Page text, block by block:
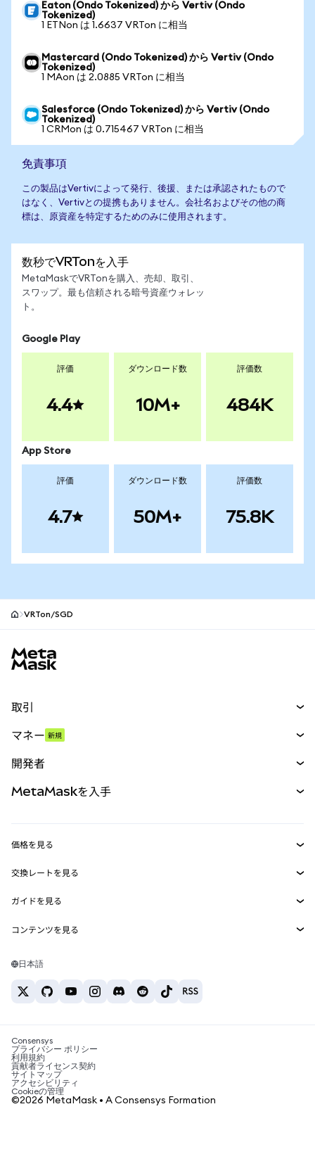
Eaton (Ondo Tokenized) から Vertiv (Ondo
Tokenized)
1 ETNon は 1.6637 VRTon に相当
Mastercard (Ondo Tokenized) から Vertiv (Ondo
Tokenized)
1 MAon は 2.0885 VRTon に相当
Salesforce (Ondo Tokenized) から Vertiv (Ondo
Tokenized)
1 CRMon は 0.715467 VRTon に相当
免責事項
この製品はVertivによって発行、後援、または承認されたもので
はなく、Vertivとの提携もありません。会社名およびその他の商
標は、原資産を特定するためのみに使用されます。
数秒でVRTonを入手
MetaMaskでVRTonを購入、売却、取引、
スワップ。最も信頼される暗号資産ウォレッ
ト。
Google Play
評価
4.4
ダウンロード数
10M+
評価数
484K
App Store
評価
4.7
ダウンロード数
50M+
評価数
75.8K
VRTon/SGD
取引
パーペチュアル
RWA
マネー 新規
開発者
MetaMask Connect
Snaps
Web3サービス
MetaMaskを入手
セキュリティ
サポート
キャリア
お問い合わせ
価格を見る
イーサリアムの価格
Solanaの価格
Tetherの価格
交換レートを見る
ETH→USD
USDT→INR
BTC→INR
ETH→USDT
ガイドを見る
ETHの購入
USDTの購入
SHIBの購入
BNBの購入
コンテンツを見る
Solanaウォレット
税制関連ニュース
暗号資産の購入方法は？
ビットコインを売るには？
日本語
Consensys
プライバシー ポリシー
利用規約
貢献者ライセンス契約
サイトマップ
アクセシビリティ
Cookieの管理
©2026 MetaMask • A Consensys Formation